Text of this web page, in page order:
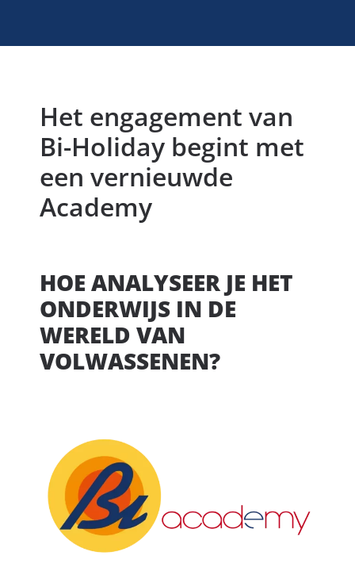
Het engagement van
Bi-Holiday begint met
een vernieuwde
Academy
HOE ANALYSEER JE HET
ONDERWIJS IN DE
WERELD VAN
VOLWASSENEN?